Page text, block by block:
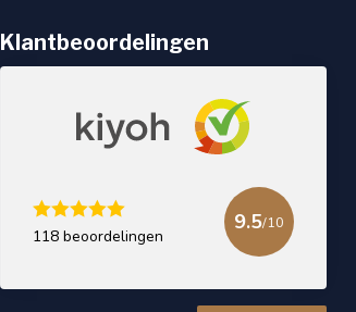
Klantbeoordelingen
118 beoordelingen
9.5/10